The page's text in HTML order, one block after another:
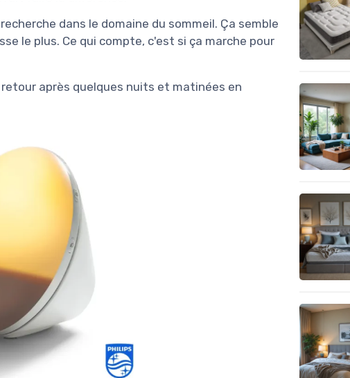
dans le domaine du sommeil. Ça semble
le plus. Ce qui compte, c'est si ça marche pour
après quelques nuits et matinées en